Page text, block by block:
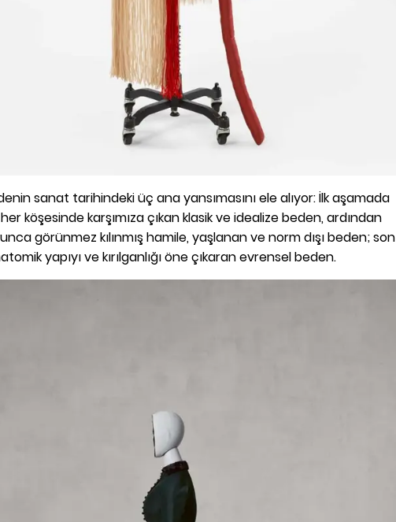
sanat tarihindeki üç ana yansımasını ele alıyor: İlk aşamada
köşesinde karşımıza çıkan klasik ve idealize beden, ardından
görünmez kılınmış hamile, yaşlanan ve norm dışı beden; son
yapıyı ve kırılganlığı öne çıkaran evrensel beden.